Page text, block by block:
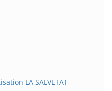
LA SALVETAT-